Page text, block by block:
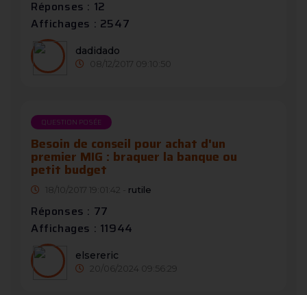
Réponses : 12
Affichages : 2547
dadidado
08/12/2017 09:10:50
QUESTION POSÉE
Besoin de conseil pour achat d'un
premier MIG : braquer la banque ou
petit budget
18/10/2017 19:01:42 - rutile
Réponses : 77
Affichages : 11944
elsereric
20/06/2024 09:56:29